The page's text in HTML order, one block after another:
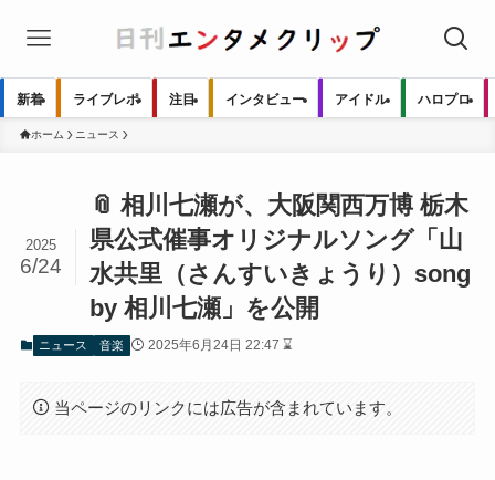
新着 ライブレポ 注目 インタビュー アイドル ハロプロ
ホーム ニュース
📎 相川七瀬が、大阪関西万博 栃木
県公式催事オリジナルソング「山
水共里（さんすいきょうり）song
by 相川七瀬」を公開
2025
6/24
ニュース 音楽 2025年6月24日 22:47 ⌛
当ページのリンクには広告が含まれています。